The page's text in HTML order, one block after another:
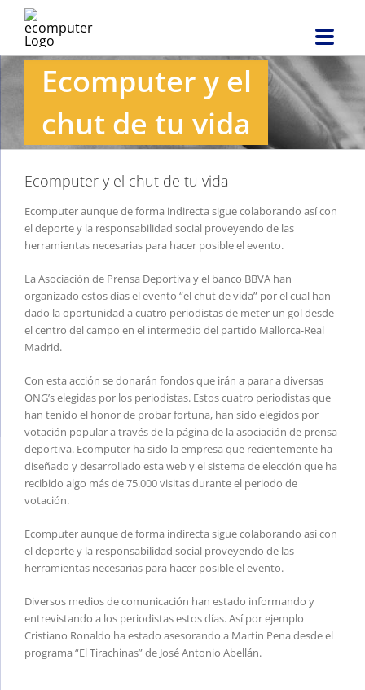
Saltar
contenido
Ecomputer y el
chut de tu vida
Ecomputer y el chut de tu vida
Ecomputer aunque de forma indirecta sigue colaborando así con
el deporte y la responsabilidad social proveyendo de las
herramientas necesarias para hacer posible el evento.
La Asociación de Prensa Deportiva y el banco BBVA han
organizado estos días el evento “el chut de vida” por el cual han
dado la oportunidad a cuatro periodistas de meter un gol desde
el centro del campo en el intermedio del partido Mallorca-Real
Madrid.
Con esta acción se donarán fondos que irán a parar a diversas
ONG’s elegidas por los periodistas. Estos cuatro periodistas que
han tenido el honor de probar fortuna, han sido elegidos por
votación popular a través de la página de la asociación de prensa
deportiva. Ecomputer ha sido la empresa que recientemente ha
diseñado y desarrollado esta web y el sistema de elección que ha
recibido algo más de 75.000 visitas durante el periodo de
votación.
Ecomputer aunque de forma indirecta sigue colaborando así con
el deporte y la responsabilidad social proveyendo de las
herramientas necesarias para hacer posible el evento.
Diversos medios de comunicación han estado informando y
entrevistando a los periodistas estos días. Así por ejemplo
Cristiano Ronaldo ha estado asesorando a Martin Pena desde el
programa “El Tirachinas” de José Antonio Abellán.